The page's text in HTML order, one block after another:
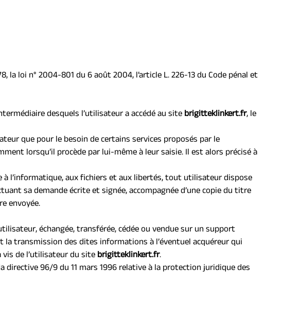
loi n° 2004-801 du 6 août 2004, l’article L. 226-13 du Code pénal et
desquels l’utilisateur a accédé au site brigitteklinkert.fr, le
que pour le besoin de certains services proposés par le
lorsqu’il procède par lui-même à leur saisie. Il est alors précisé à
l’informatique, aux fichiers et aux libertés, tout utilisateur dispose
sa demande écrite et signée, accompagnée d’une copie du titre
envoyée.
échangée, transférée, cédée ou vendue sur un support
transmission des dites informations à l’éventuel acquéreur qui
de l’utilisateur du site brigitteklinkert.fr.
96/9 du 11 mars 1996 relative à la protection juridique des